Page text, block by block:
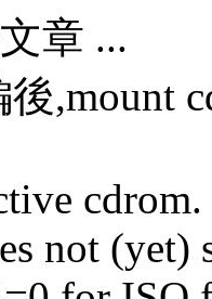
章 ...
,mount
not (yet)